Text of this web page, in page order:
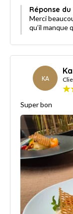
Réponse
Merci
qu’il manque
KA
Super bon